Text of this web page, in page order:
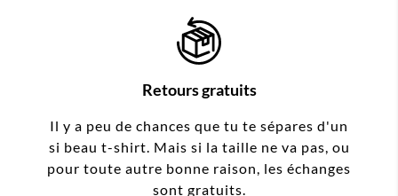
Retours gratuits
Il y a peu de chances que tu te sépares d'un
si beau t-shirt. Mais si la taille ne va pas, ou
pour toute autre bonne raison, les échanges
sont gratuits.